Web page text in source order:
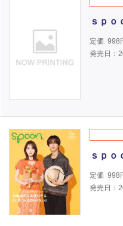
ｓｐｏ
定価 998
発売日：
ｓｐｏ
定価 998
発売日：